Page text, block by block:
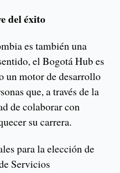
del éxito
es también una
el Bogotá Hub es
un motor de desarrollo
que, a través de la
de colaborar con
su carrera.
para la elección de
Servicios